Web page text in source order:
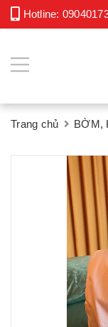
Hotline:
Trang chủ BỜM,